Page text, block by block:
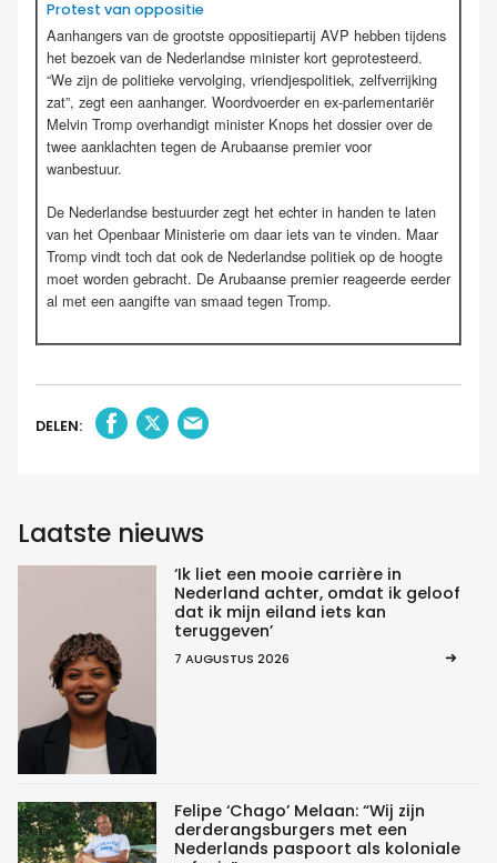
Protest van oppositie
Aanhangers van de grootste oppositiepartij AVP hebben tijdens
het bezoek van de Nederlandse minister kort geprotesteerd.
“We zijn de politieke vervolging, vriendjespolitiek, zelfverrijking
zat”, zegt een aanhanger. Woordvoerder en ex-parlementariër
Melvin Tromp overhandigt minister Knops het dossier over de
twee aanklachten tegen de Arubaanse premier voor
wanbestuur.
De Nederlandse bestuurder zegt het echter in handen te laten
van het Openbaar Ministerie om daar iets van te vinden. Maar
Tromp vindt toch dat ook de Nederlandse politiek op de hoogte
moet worden gebracht. De Arubaanse premier reageerde eerder
al met een aangifte van smaad tegen Tromp.
DELEN:
Laatste nieuws
‘Ik liet een mooie carrière in
Nederland achter, omdat ik geloof
dat ik mijn eiland iets kan
teruggeven’
7 AUGUSTUS 2026
Felipe ‘Chago’ Melaan: “Wij zijn
derderangsburgers met een
Nederlands paspoort als koloniale